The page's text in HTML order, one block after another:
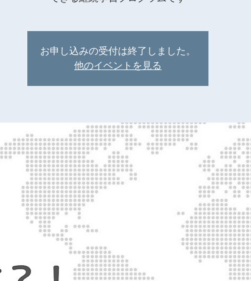
お申し込みの受付は終了しました。
他のイベントを見る